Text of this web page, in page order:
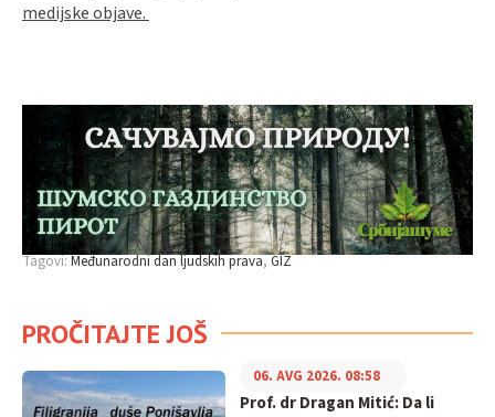
medijske objave.
Tagovi:Međunarodni dan ljudskih prava GIZ
PROČITAJTE JOŠ
Prof. dr Dragan Mitić: Da li
06. AVG 2026. 08:58